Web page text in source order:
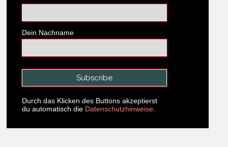
Dein Nachname
Durch das Klicken des Buttons akzeptierst
du automatisch die Datenschutzhinweise.